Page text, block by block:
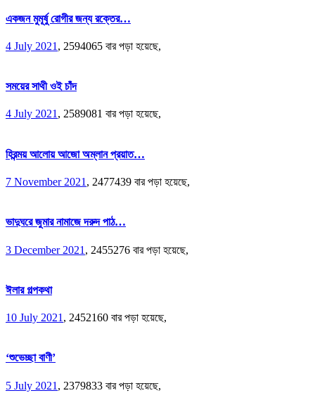
একজন মুমূর্ষু রোগীর জন্য রক্তের…
4 July 2021 , 2594065 বার পড়া হয়েছে,
সময়ের সাথী ওই চাঁদ
4 July 2021, 2589081 বার পড়া হয়েছে,
হিরন্ময় আলোয় আজো অম্লান প্রয়াত…
7 November 2021 , 2477439 বার পড়া হয়েছে,
ভাদুঘরে জুমার নামাজে দরুদ পাঠ…
3 December 2021 , 2455276 বার পড়া হয়েছে,
ঈলার গল্পকথা
10 July 2021 , 2452160 বার পড়া হয়েছে,
‘শুভেচ্ছা বাণী’
5 July 2021 , 2379833 বার পড়া হয়েছে,